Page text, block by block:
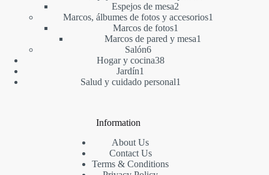
Espejos de mesa2
productos
Marcos, álbumes de fotos y accesorios1
Marcos de fotos1
producto
Marcos de pared y mesa1
Salón66
productos
Hogar y cocina3838
Jardín1
producto
Salud y cuidado personal1
Information
About Us
Contact Us
Terms & Conditions